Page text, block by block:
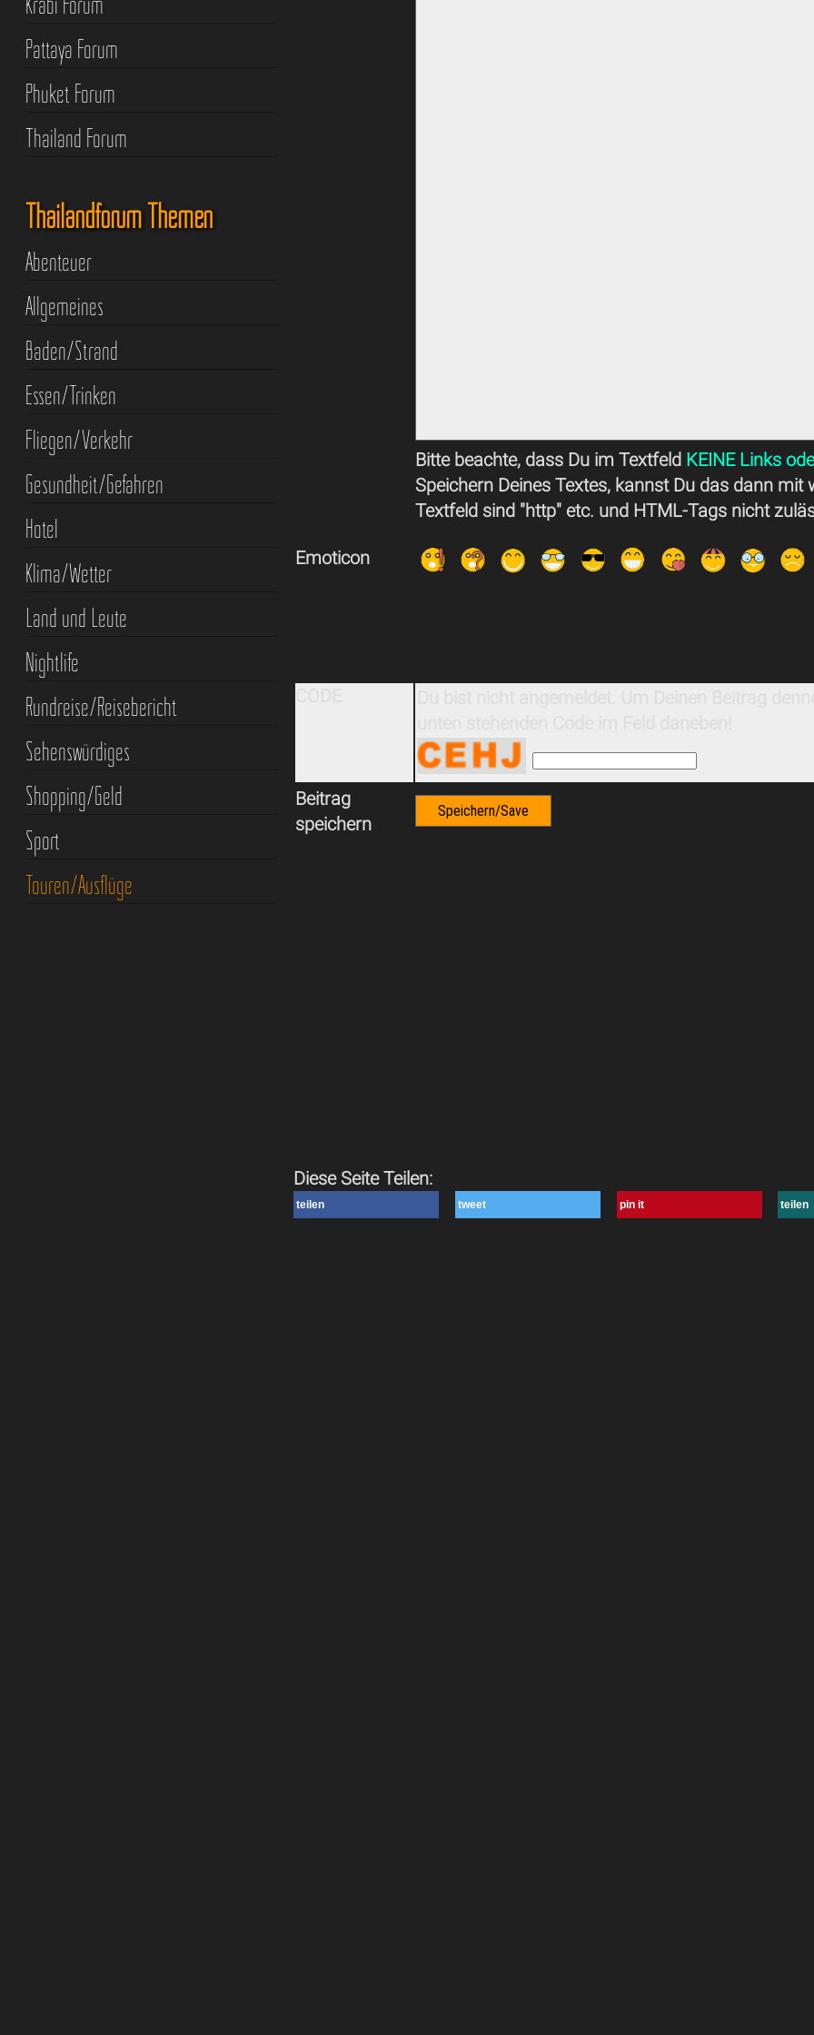
Bitte beachte, dass Du im Textfeld KEINE Links
Speichern Deines Textes, kannst Du das dann
Textfeld sind "http" etc. und HTML-Tags nicht
Emoticon
Beitrag
speichern
Diese Seite Teilen:
teilen tweet pin it teilen
Pattaya Forum
Phuket Forum
Thailand Forum
Thailandforum Themen
Abenteuer
Allgemeines
Baden/Strand
Essen/Trinken
Fliegen/Verkehr
Gesundheit/Gefahren
Hotel
Klima/Wetter
Land und Leute
Nightlife
Rundreise/Reisebericht
Sehenswürdiges
Shopping/Geld
Sport
Touren/Ausflüge